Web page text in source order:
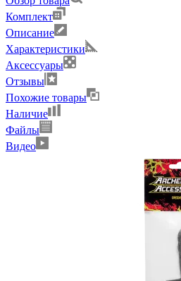
Комплект
Описание
Характеристики
Аксессуары
Отзывы
Похожие товары
Наличие
Файлы
Видео